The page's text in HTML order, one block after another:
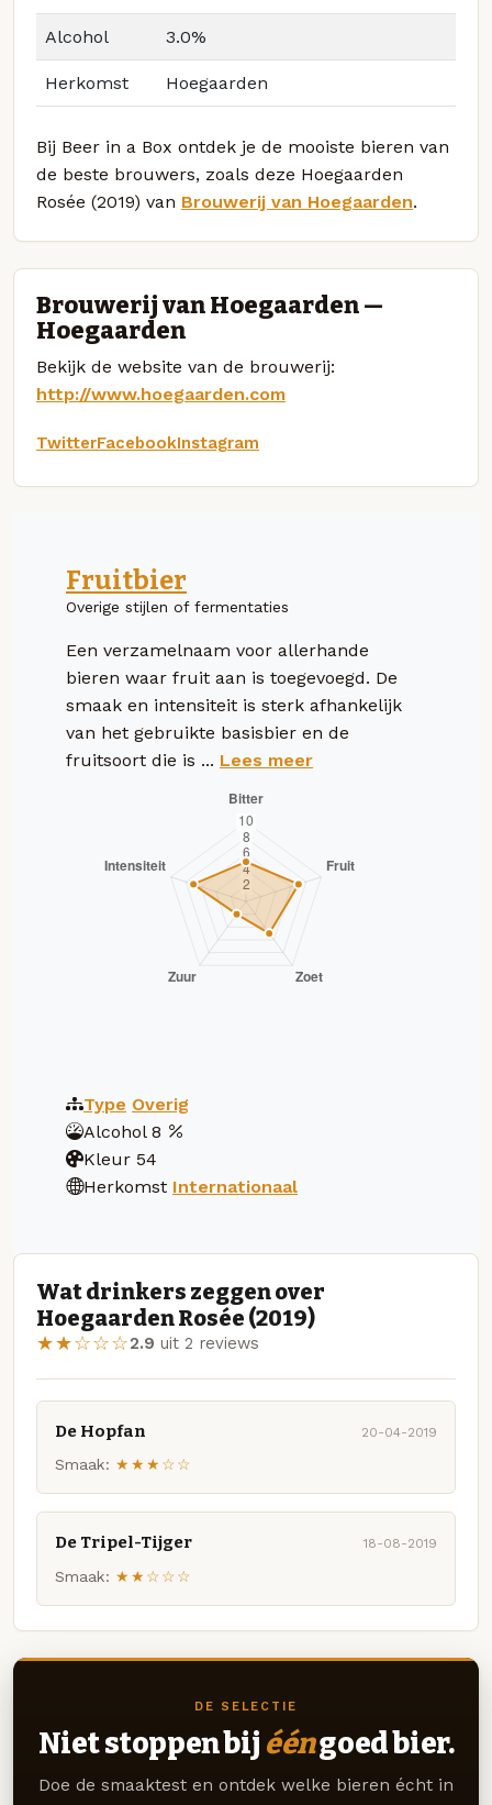
Alcohol 3.0%
Herkomst Hoegaarden
Bij Beer in a Box ontdek je de mooiste bieren van
de beste brouwers, zoals deze Hoegaarden
Rosée (2019) van Brouwerij van Hoegaarden.
Brouwerij van Hoegaarden —
Hoegaarden
Bekijk de website van de brouwerij:
http://www.hoegaarden.com
TwitterFacebookInstagram
Fruitbier
Overige stijlen of fermentaties
Een verzamelnaam voor allerhande
bieren waar fruit aan is toegevoegd. De
smaak en intensiteit is sterk afhankelijk
van het gebruikte basisbier en de
fruitsoort die is ... Lees meer
Type Overig
Alcohol 8
Kleur 54
Herkomst Internationaal
Wat drinkers zeggen over
Hoegaarden Rosée (2019)
★★☆☆☆2.9 uit 2 reviews
De Hopfan 20-04-2019
Smaak: ★★★☆☆
De Tripel-Tijger 18-08-2019
Smaak: ★★☆☆☆
DE SELECTIE
Niet stoppen bij ééngoed bier.
Doe de smaaktest en ontdek welke bieren écht in